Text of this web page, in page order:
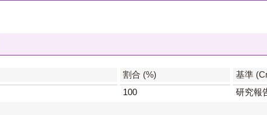
割合 (%)
基準
100
研究報